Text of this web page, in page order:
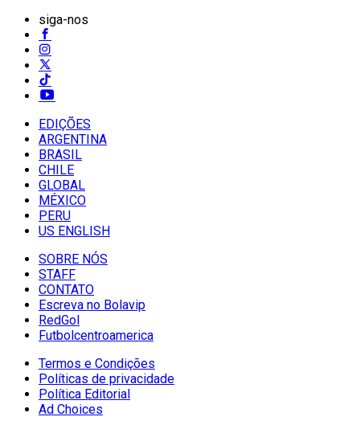
siga-nos
EDIÇÕES
ARGENTINA
BRASIL
CHILE
GLOBAL
MÉXICO
PERU
US ENGLISH
SOBRE NÓS
STAFF
CONTATO
Escreva no Bolavip
RedGol
Futbolcentroamerica
Termos e Condições
Políticas de privacidade
Política Editorial
Ad Choices